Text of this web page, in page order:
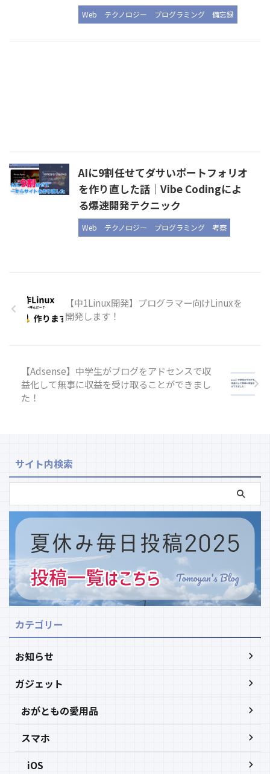
Web テクノロジー プログラミング 備忘録
AIに9割任せてダサいポートフォリオ
を作り直した話｜Vibe Codingによ
る爆速開発テクニック
Web テクノロジー プログラミング 考察
【中1Linux開発】プログラマー向けLinuxを
開発します！
【Adsense】中学生がブログをアドセンスで収
益化して無事に収益を受け取ることができまし
た！
サイト内検索
カテゴリー
お知らせ
ガジェット
おがともの愛用品
スマホ
iOS